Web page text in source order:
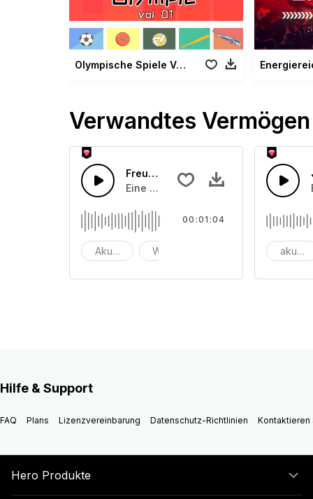
Olympische Spiele Vol 01
Verwandtes Vermögen
Freudige Ukulele
Eine fröhliche Ukulele mit Bass und
Akustisch Werbung
00:01:04
Hilfe & Support
FAQ Plans Lizenzvereinbarung Datenschutz-Richtlinien Kontaktieren
Hero Produkte